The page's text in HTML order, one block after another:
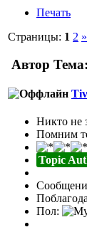
Печать
Страницы: 1 2 »
Автор
Никто не
Помним
Topic
Пол: